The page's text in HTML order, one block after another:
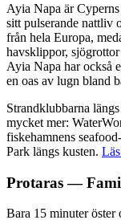
Ayia Napa är
sitt pulserande nattliv
från hela Europa,
havsklippor,
Ayia Napa har också
en oas av lugn bland
Strandklubbarna
mycket mer:
fiskehamnens
Park längs kusten.
Protaras —
Bara 15 minuter